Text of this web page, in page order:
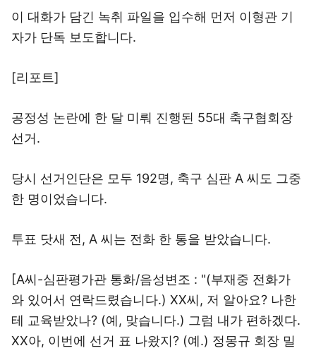
이 대화가 담긴 녹취 파일을 입수해 먼저 이형관 기
자가 단독 보도합니다.
[리포트]
공정성 논란에 한 달 미뤄 진행된 55대 축구협회장
선거.
당시 선거인단은 모두 192명, 축구 심판 A 씨도 그중
한 명이었습니다.
투표 닷새 전, A 씨는 전화 한 통을 받았습니다.
[A씨-심판평가관 통화/음성변조 : "(부재중 전화가
와 있어서 연락드렸습니다.) XX씨, 저 알아요? 나한
테 교육받았나? (예, 맞습니다.) 그럼 내가 편하겠다.
XX아, 이번에 선거 표 나왔지? (예.) 정몽규 회장 밀